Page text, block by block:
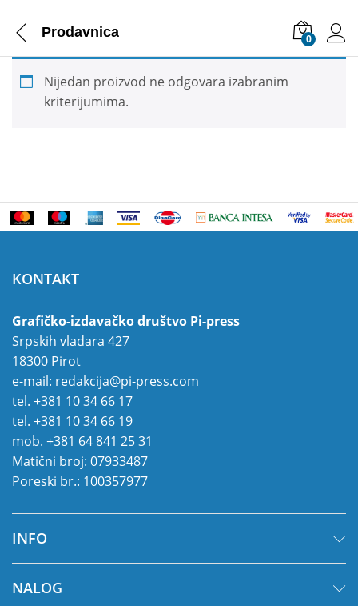
Prodavnica 0
Nijedan proizvod ne odgovara izabranim
kriterijumima.
KONTAKT
Grafičko-izdavačko društvo Pi-press
Srpskih vladara 427
18300 Pirot
e-mail: redakcija@pi-press.com
tel. +381 10 34 66 17
tel. +381 10 34 66 19
mob. +381 64 841 25 31
Matični broj: 07933487
Poreski br.: 100357977
INFO
NALOG